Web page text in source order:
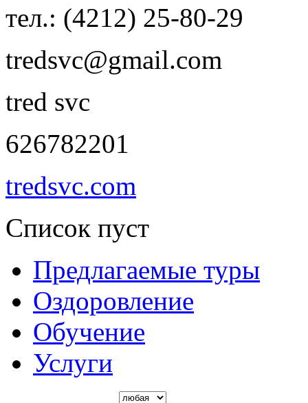
тел.: (4212) 25-80-29
tredsvc@gmail.com
tred svc
626782201
tredsvc.com
Список пуст
Предлагаемые туры
Оздоровление
Обучение
Услуги